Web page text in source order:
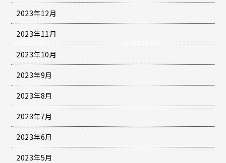
2023年12月
2023年11月
2023年10月
2023年9月
2023年8月
2023年7月
2023年6月
2023年5月